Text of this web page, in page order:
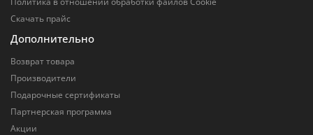
Скачать прайс
Дополнительно
Возврат товара
Производители
Подарочные сертификаты
Партнерская программа
Акции